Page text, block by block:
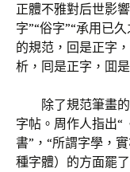
正體不雅對后世影
字”“俗字”“承用已
的規范，回是正字
析，囘是正字，囬
除了規范筆畫
字帖。周作人指出“
書”，“所謂字學，
種字體）的方面罷